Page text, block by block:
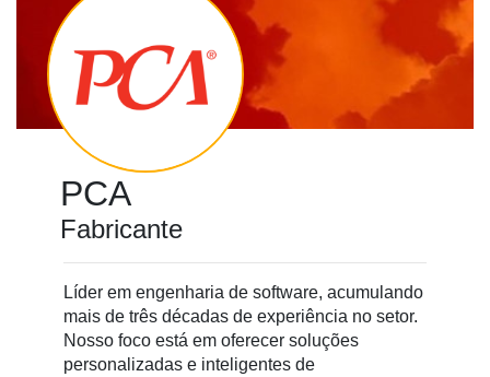
PCA
Fabricante
Líder em engenharia de software, acumulando
mais de três décadas de experiência no setor.
Nosso foco está em oferecer soluções
personalizadas e inteligentes de